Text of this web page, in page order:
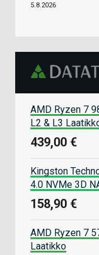
5.8.2026
AMD Ryzen 7
L2 & L3
439,00 €
Kingston
4.0 NVMe 3D
158,90 €
AMD Ryzen 7
Laatikko